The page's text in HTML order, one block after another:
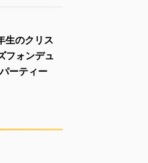
生のクリス
フォンデュ
ーティー